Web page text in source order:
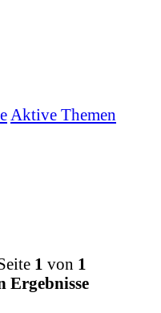
Aktive Themen
1 von 1
Ergebnisse